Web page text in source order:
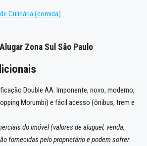
Culinária (comida)
Zona Sul São Paulo
Double AA. Imponente, novo, moderno,
Morumbi) e fácil acesso (ônibus, trem e
do imóvel (valores de aluguel, venda,
fornecidas pelo proprietário e podem sofrer